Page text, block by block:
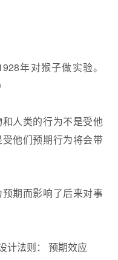
年对猴子做实验。
人类的行为不是受他
他们预期行为将会带
期而影响了后来对事